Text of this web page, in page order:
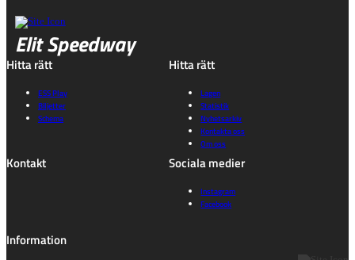
Elit Speedway
Hitta rätt
ESS Play
Biljetter
Schema
Hitta rätt
Lagen
Statistik
Nyhetsarkiv
Kontakta oss
Om oss
Kontakt Sociala medier
Instagram
Facebook
Information